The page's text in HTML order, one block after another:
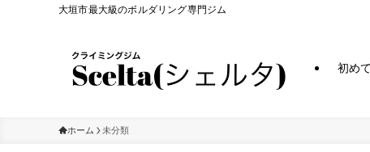
大垣市最大級のボルダリング専門ジム
初め
ホーム 未分類